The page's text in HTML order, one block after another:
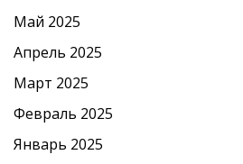
Май 2025
Апрель 2025
Март 2025
Февраль 2025
Январь 2025